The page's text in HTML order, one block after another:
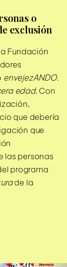
o
exclusión
Fundación
envejezANDO.
edad. Con
que debería
que
las personas
programa
de la